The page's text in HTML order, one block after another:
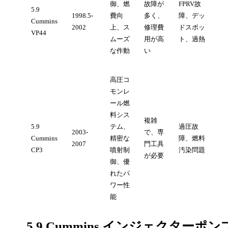
5.9
Cummins
VP44
1998.5-
2002
御、燃
費向
上、ス
ムーズ
な作動
故障が
多く、
修理費
用が高
い
FPRV故
障、デッ
ドスポッ
ト、過熱
5.9
Cummins
CP3
2003-
2007
高圧コ
モンレ
ール燃
料シス
テム、
精密な
噴射制
御、優
れたパ
ワー性
能
複雑
で、専
門工具
が必要
過圧故
障、燃料
汚染問題